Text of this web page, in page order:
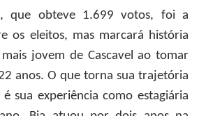
que obteve 1.699 votos, foi a
os eleitos, mas marcará história
jovem de Cascavel ao tomar
anos. O que torna sua trajetória
sua experiência como estagiária